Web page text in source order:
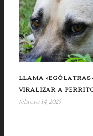
LLAMA
VIRALIZAR A
febrero 14, 2023